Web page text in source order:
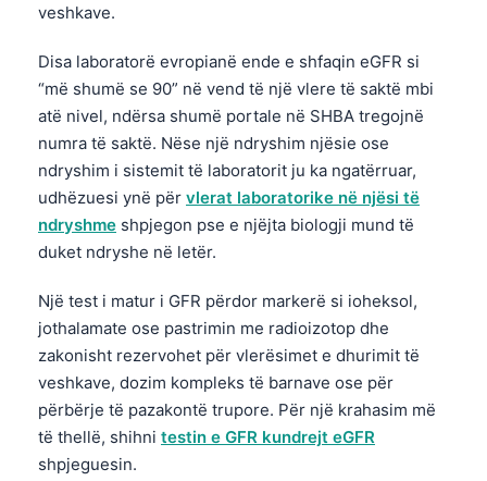
veshkave.
Disa laboratorë evropianë ende e shfaqin eGFR si
“më shumë se 90” në vend të një vlere të saktë mbi
atë nivel, ndërsa shumë portale në SHBA tregojnë
numra të saktë. Nëse një ndryshim njësie ose
ndryshim i sistemit të laboratorit ju ka ngatërruar,
udhëzuesi ynë për vlerat laboratorike në njësi të
ndryshme shpjegon pse e njëjta biologji mund të
duket ndryshe në letër.
Një test i matur i GFR përdor markerë si ioheksol,
jothalamate ose pastrimin me radioizotop dhe
zakonisht rezervohet për vlerësimet e dhurimit të
veshkave, dozim kompleks të barnave ose për
përbërje të pazakontë trupore. Për një krahasim më
të thellë, shihni testin e GFR kundrejt eGFR
shpjeguesin.